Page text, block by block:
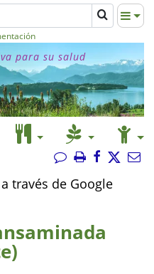
para su salud
través de Google